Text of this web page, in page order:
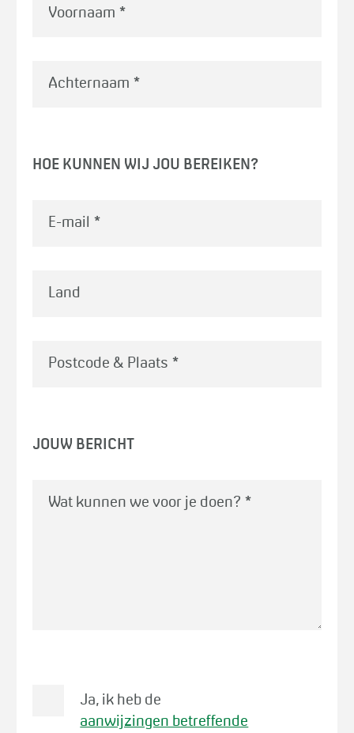
Voornaam *
Achternaam *
HOE KUNNEN WIJ JOU BEREIKEN?
E-mail *
Land
Postcode & Plaats *
JOUW BERICHT
Wat kunnen we voor je doen? *
Ja, ik heb de
aanwijzingen betreffende